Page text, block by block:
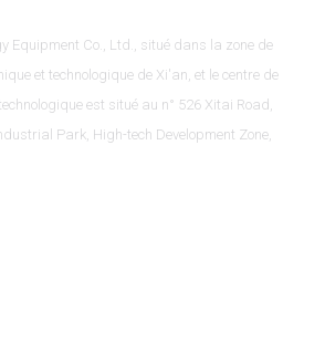
Equipment Co., Ltd., situé dans la zone de
et technologique de Xi'an, et le centre de
est situé au n° 526 Xitai Road,
Park, High-tech Development Zone,